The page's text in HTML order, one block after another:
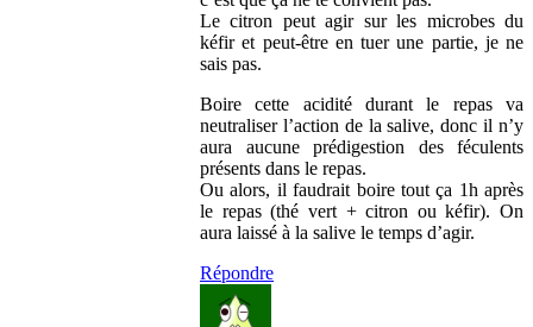
Le citron peut agir sur les microbes du
kéfir et peut-être en tuer une partie, je ne
sais pas.
Boire cette acidité durant le repas va
neutraliser l’action de la salive, donc il n’y
aura aucune prédigestion des féculents
présents dans le repas.
Ou alors, il faudrait boire tout ça 1h après
le repas (thé vert + citron ou kéfir). On
aura laissé à la salive le temps d’agir.
Répondre